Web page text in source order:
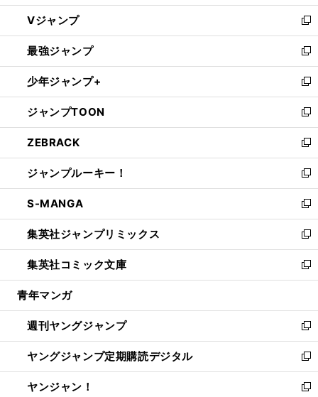
ウ
ィ
ン
ド
ウ
で
開
く
し
い
ウ
ィ
ン
ド
ウ
で
開
く
Vジャンプ
新
し
い
ウ
ィ
ン
ド
ウ
で
開
く
最強ジャンプ
新
し
い
ウ
ィ
ン
ド
ウ
で
開
く
少年ジャンプ+
新
し
い
ウ
ィ
ン
ド
ウ
で
開
く
ジャンプTOON
新
し
い
ウ
ィ
ン
ド
ウ
で
開
く
ZEBRACK
新
し
い
ウ
ィ
ン
ド
ウ
で
開
ジャンプルーキー！
新
し
い
ウ
ィ
ン
ド
ウ
開
く
S-MANGA
新
し
い
ウ
ィ
ン
ウ
で
開
く
集英社ジャンプリミックス
新
し
い
ウ
ン
ド
ウ
で
開
く
集英社コミック文庫
新
し
ウ
ィ
ン
ド
ウ
で
青年マンガ
週刊ヤングジャンプ
新
し
い
ウ
ィ
ヤングジャンプ定期購読デジタル
新
し
い
ヤンジャン！
新